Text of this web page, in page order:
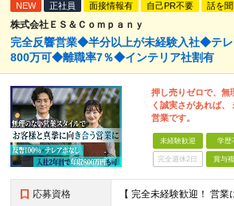
NEW 正社員 面接情報有 自己PR不要 話を
株式会社ＥＳ＆Ｃｏｍｐａｎｙ
完全反響営業◆半分以上が未経験入社◆テ
800万可◆離職率7％◆インテリア社割有
押し売りゼロで、無
く誠実さがあれば
営業です。
未経験歓迎 学歴
完全週休2日 賞与
応募資格